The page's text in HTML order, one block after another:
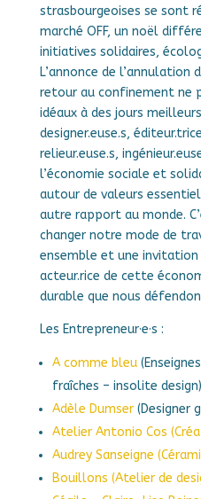
strasbourgeoises se sont
marché OFF, un noël
initiatives solidaires,
L’annonce de l’annulation
retour au confinement ne
idéaux à des jours
designer.euse.s,
relieur.euse.s,
l’économie sociale et
autour de valeurs
autre rapport au monde.
changer notre mode de
ensemble et une invitation
acteur.rice de cette
durable que nous
Les Entrepreneur·e·s :
A comme bleu
fraîches – insolite design)
Adèle Dumser(Designer
Atelier Antonio Cos
Audrey Sanseigne
Bouillons (Atelier de